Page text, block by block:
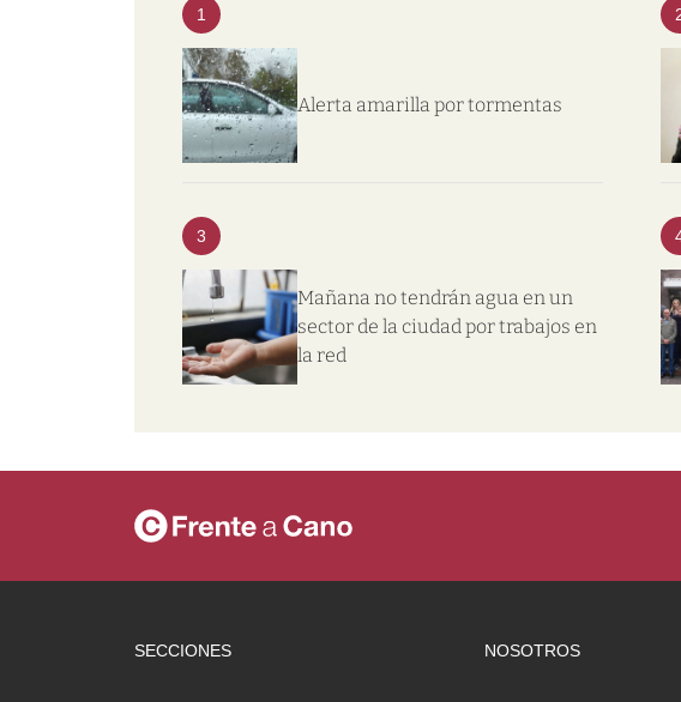
1
Alerta amarilla por tormentas
3
Mañana no tendrán agua en un
sector de la ciudad por trabajos en
la red
SECCIONES NOSOTROS